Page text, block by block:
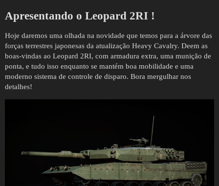
Apresentando o Leopard 2RI !
Hoje daremos uma olhada na novidade que temos para a árvore das
forças terrestres japonesas da atualização Heavy Cavalry. Deem as
boas-vindas ao Leopard 2RI, com armadura extra, uma munição de
ponta, e tudo isso enquanto se mantém boa mobilidade e uma
moderno sistema de controle de disparo. Bora mergulhar nos
detalhes!